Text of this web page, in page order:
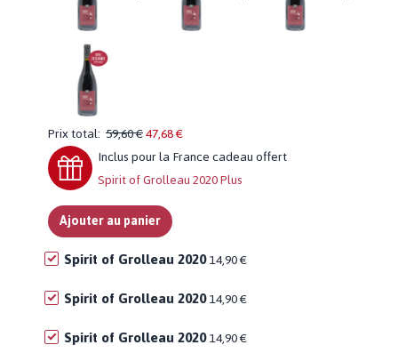
Prix total: 59,60 €47,68 €
inclus pour la France cadeau offert
Spirit of Grolleau 2020 Plus
Ajouter au panier
Spirit of Grolleau 202014,90 €
Spirit of Grolleau 202014,90 €
Spirit of Grolleau 202014,90 €